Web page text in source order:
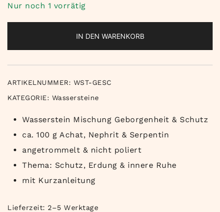
Nur noch 1 vorrätig
IN DEN WARENKORB
ARTIKELNUMMER: WST-GESC
KATEGORIE: Wassersteine
Wasserstein Mischung Geborgenheit & Schutz
ca. 100 g Achat, Nephrit & Serpentin
angetrommelt & nicht poliert
Thema: Schutz, Erdung & innere Ruhe
mit Kurzanleitung
Lieferzeit: 2–5 Werktage